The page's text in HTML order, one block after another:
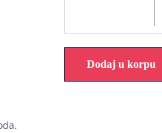
Dodaj u korpu